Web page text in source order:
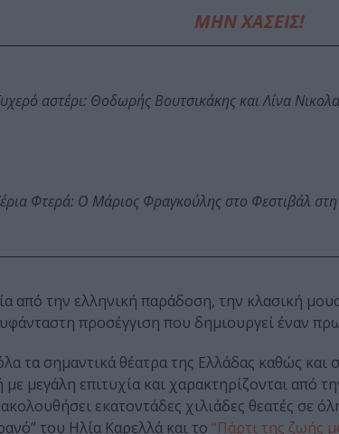
ΜΗΝ ΧΑΣΕΙΣ!
αστέρι: Θοδωρής Βουτσικάκης και Λίνα
Φτερά: Ο Μάριος Φραγκούλης στο Φεστιβάλ
από την ελληνική παράδοση, την κλασική
προσέγγιση που δημιουργεί έναν
τα σημαντικά θέατρα της Ελλάδας καθώς
με μεγάλη επιτυχία και χαρακτηρίζονται από
εκατοντάδες χιλιάδες θεατές σε
του Ηλία Καρελλά και το “Πάρτι της ζωής